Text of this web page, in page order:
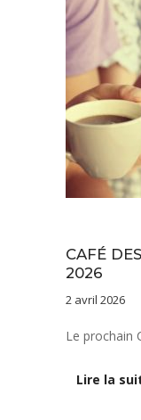
CAFÉ
2026
2 avril 2026
Le prochain
Lire la